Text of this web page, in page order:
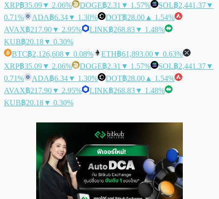
XRP฿35.09▼ 2.06% DOGE฿2.31 ▼ 1.57% SOL฿2,441.37▼
0.71%
ADA฿6.34▼ 1.30% DOT฿28.00 ▲ 1.54%
AVAX฿217.90▼ 2.95% LINK฿268.83▼ 1.48%
KUB฿20.18▼ 0.30%
BTC฿2,126,608▼ 0.08% ETH฿61,893.00▼ 0.63%
XRP฿35.09▼ 2.06% DOGE฿2.31 ▼ 1.57% SOL฿2,441.37▼
0.71%
ADA฿6.34▼ 1.30% DOT฿28.00 ▲ 1.54%
AVAX฿217.90▼ 2.95% LINK฿268.83▼ 1.48%
KUB฿20.18▼ 0.30%